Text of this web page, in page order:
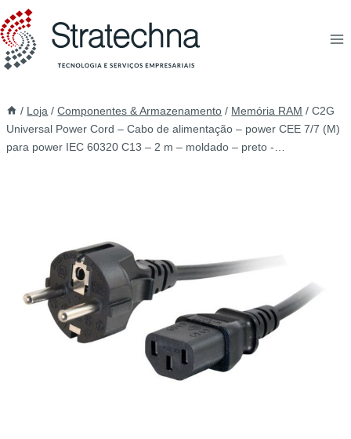
/ Loja / Componentes & Armazenamento / Memória RAM / C2G
Universal Power Cord – Cabo de alimentação – power CEE 7/7 (M)
para power IEC 60320 C13 – 2 m – moldado – preto -…